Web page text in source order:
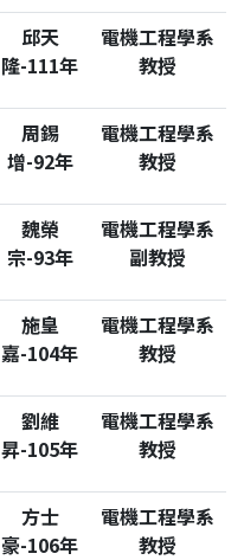
邱天
隆-111年
電機工程學系
教授
周錫
增-92年
電機工程學系
教授
魏榮
宗-93年
電機工程學系
副教授
施皇
嘉-104年
電機工程學系
教授
劉維
昇-105年
電機工程學系
教授
方士
豪-106年
電機工程學系
教授